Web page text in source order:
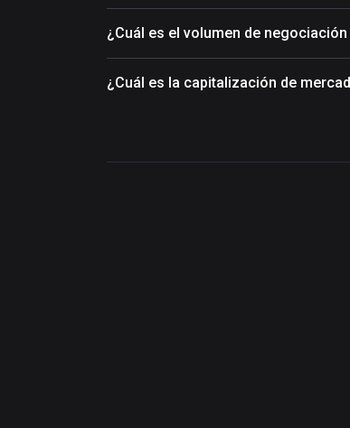
¿Cuál es el volumen de
¿Cuál es la capitalización de